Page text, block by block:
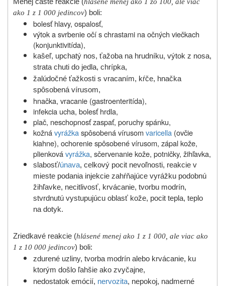
ako 1 z 1 000 jedincov) boli:
bolesť hlavy, ospalosť,
výtok a svrbenie očí s chrastami na očných viečkach
(konjunktivitída),
kašeľ, upchatý nos, ťažoba na hrudníku, výtok z nosa,
strata chuti do jedla, chrípka,
žalúdočné ťažkosti s vracaním, kŕče, hnačka
spôsobená vírusom,
hnačka, vracanie (gastroenteritída),
infekcia ucha, bolesť hrdla,
plač, neschopnosť zaspať, poruchy spánku,
kožnávyrážkaspôsobená vírusomvaricella (ovčie
kiahne), ochorenie spôsobené vírusom, zápal kože,
plienkovávyrážka, sčervenanie kože, potničky, žihľavka,
slabosť/únava, celkový pocit nevoľnosti, reakcie v
mieste podania injekcie zahŕňajúce vyrážku podobnú
žihľavke, necitlivosť, krvácanie, tvorbu modrín,
stvrdnutú vystupujúcu oblasť kože, pocit tepla, teplo
na dotyk.
Zriedkavé reakcie (hlásené menej ako 1 z 1 000, ale viac ako
1 z 10 000 jedincov) boli:
zdurené uzliny, tvorba modrín alebo krvácanie, ku
ktorým došlo ľahšie ako zvyčajne,
nedostatok emócií, nervozita, nepokoj, nadmerné